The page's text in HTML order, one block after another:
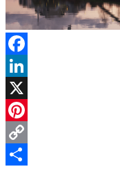
Facebook
LinkedIn
X
Pinterest
Copy